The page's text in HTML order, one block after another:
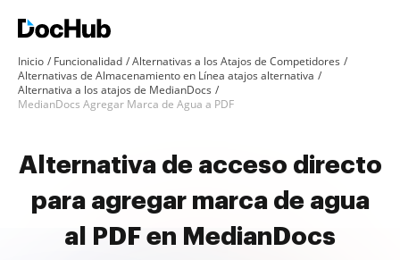
Inicio Funcionalidad
Alternativas a los Atajos de Competidores
Alternativas de Almacenamiento en Línea atajos alternativa
Alternativa a los atajos de MedianDocs
MedianDocs Agregar Marca de Agua a PDF
Alternativa de acceso directo
para agregar marca de agua
al PDF en MedianDocs